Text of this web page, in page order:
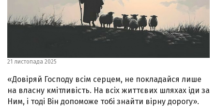
21 листопада 2025
«Довіряй Господу всім серцем, не покладайся лише
на власну кмітливість. На всіх життєвих шляхах іди за
Ним, і тоді Він допоможе тобі знайти вірну дорогу».